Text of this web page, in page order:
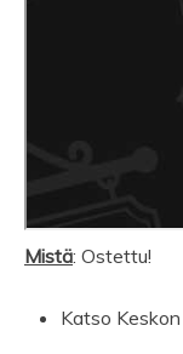
Mistä: Ostettu!
Katso